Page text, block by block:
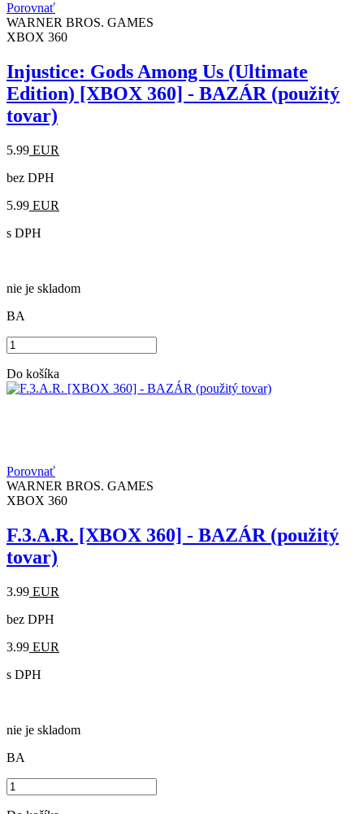
Porovnať
WARNER BROS. GAMES
XBOX 360
Injustice: Gods Among Us (Ultimate
Edition) [XBOX 360] - BAZÁR (použitý
tovar)
5.99 EUR
bez DPH
5.99 EUR
s DPH
nie je skladom
BA
Do košíka
Porovnať
WARNER BROS. GAMES
XBOX 360
F.3.A.R. [XBOX 360] - BAZÁR (použitý
tovar)
3.99 EUR
bez DPH
3.99 EUR
s DPH
nie je skladom
BA